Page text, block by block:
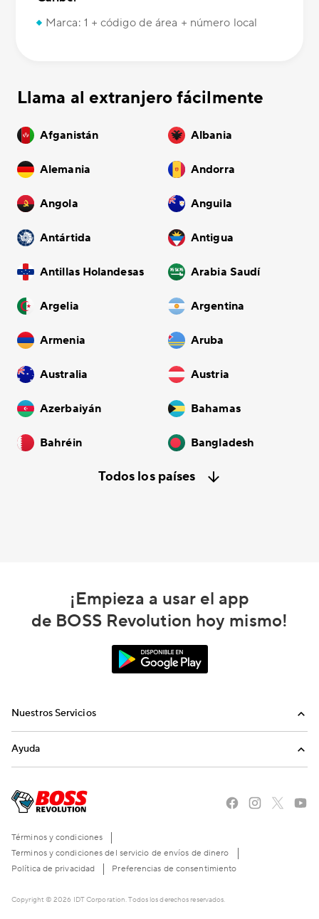
Marca: 1 + código de área + número local
Llama al extranjero fácilmente
Afganistán Albania
Alemania Andorra
Angola Anguila
Antártida Antigua
Antillas Holandesas Arabia Saudí
Argelia Argentina
Armenia Aruba
Australia Austria
Azerbaiyán Bahamas
Bahréin Bangladesh
Todos los países
¡Empieza a usar el app
de BOSS Revolution hoy mismo!
Nuestros Servicios
Recargas Internacionales
Ayuda
Envíanos un email
Términos y condiciones
Terminos y condiciones del servicio de envíos de dinero
Política de privacidad
Preferencias de consentimiento
Copyright © 2026 IDT Corporation. Todos los derechos reservados.